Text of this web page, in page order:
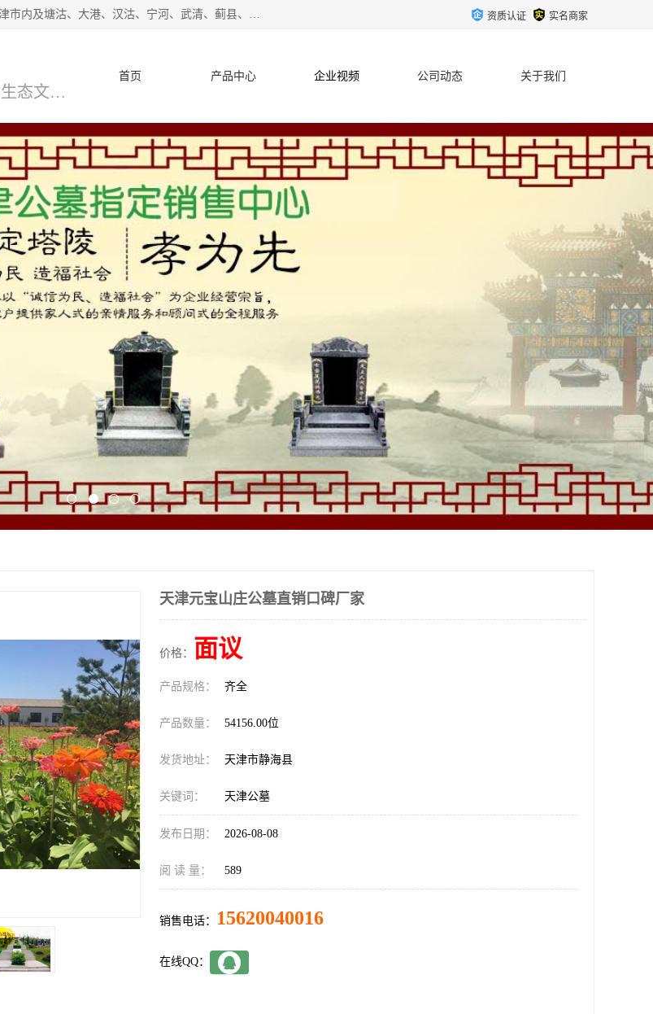
*主营范围：永安陵公墓,永乐园公墓,兰生园公墓,玉佛寺寝宫等墓地，覆盖天津市内及塘沽、大港、汉沽、宁河、武清、蓟县、静海、廊坊、北京、沧州等区域本中心由中国公墓网、天津公墓网、中国陵网、中国周易学会联合推举，我们的团队将会以优质的服务，竭诚为您服务，期待您的来电。 资质认证 实名商家
天津公墓、天津墓地、万寿园公墓、施孝生态文化陵园
首页 产品中心 企业视频 公司动态 关于我们
天津元宝山庄公墓直销口碑厂家
价格： 面议
产品规格： 齐全
产品数量： 54156.00位
发货地址： 天津市静海县
关键词： 天津公墓
发布日期： 2026-08-08
阅 读 量： 589
销售电话： 15620040016
在线QQ：